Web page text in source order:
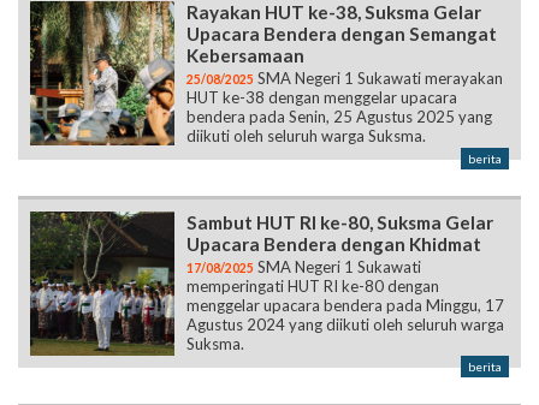
Rayakan HUT ke-38, Suksma Gelar
Upacara Bendera dengan Semangat
Kebersamaan
25/08/2025 SMA Negeri 1 Sukawati merayakan
HUT ke-38 dengan menggelar upacara
bendera pada Senin, 25 Agustus 2025 yang
diikuti oleh seluruh warga Suksma.
berita
Sambut HUT RI ke-80, Suksma Gelar
Upacara Bendera dengan Khidmat
17/08/2025 SMA Negeri 1 Sukawati
memperingati HUT RI ke-80 dengan
menggelar upacara bendera pada Minggu, 17
Agustus 2024 yang diikuti oleh seluruh warga
Suksma.
berita